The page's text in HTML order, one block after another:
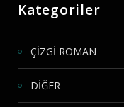
Kategoriler
ÇİZGİ ROMAN
DİĞER